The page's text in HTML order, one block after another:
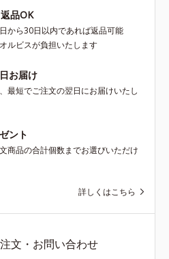
品OK
から30日以内であれば返品可能
ルビスが負担いたします
お届け
最短でご注文の翌日にお届けいたし
ント
商品の合計個数までお選びいただけ
詳しくはこちら
文・お問い合わせ